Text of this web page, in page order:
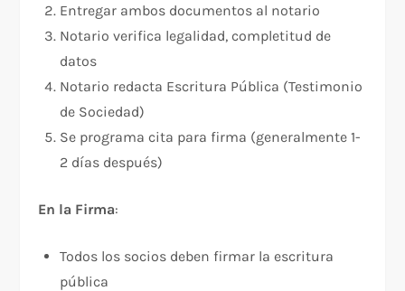
Entregar ambos documentos al notario
Notario verifica legalidad, completitud de
datos
Notario redacta Escritura Pública (Testimonio
de Sociedad)
Se programa cita para firma (generalmente 1-
2 días después)
En la Firma:​
Todos los socios deben firmar la escritura
pública